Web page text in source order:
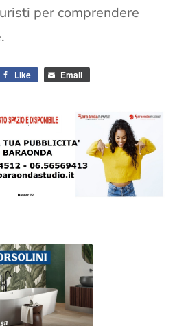
per comprendere
Like Email